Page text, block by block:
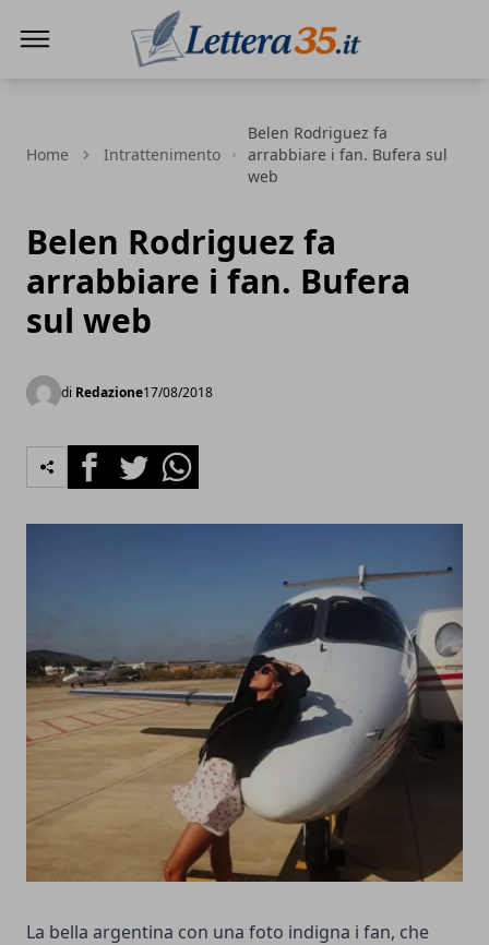
Home Intrattenimento
Belen Rodriguez fa
arrabbiare i fan. Bufera sul
web
Belen Rodriguez fa
arrabbiare i fan. Bufera
sul web
di Redazione17/08/2018
FacebookTwitterWhatsapp
La bella argentina con una foto indigna i fan, che